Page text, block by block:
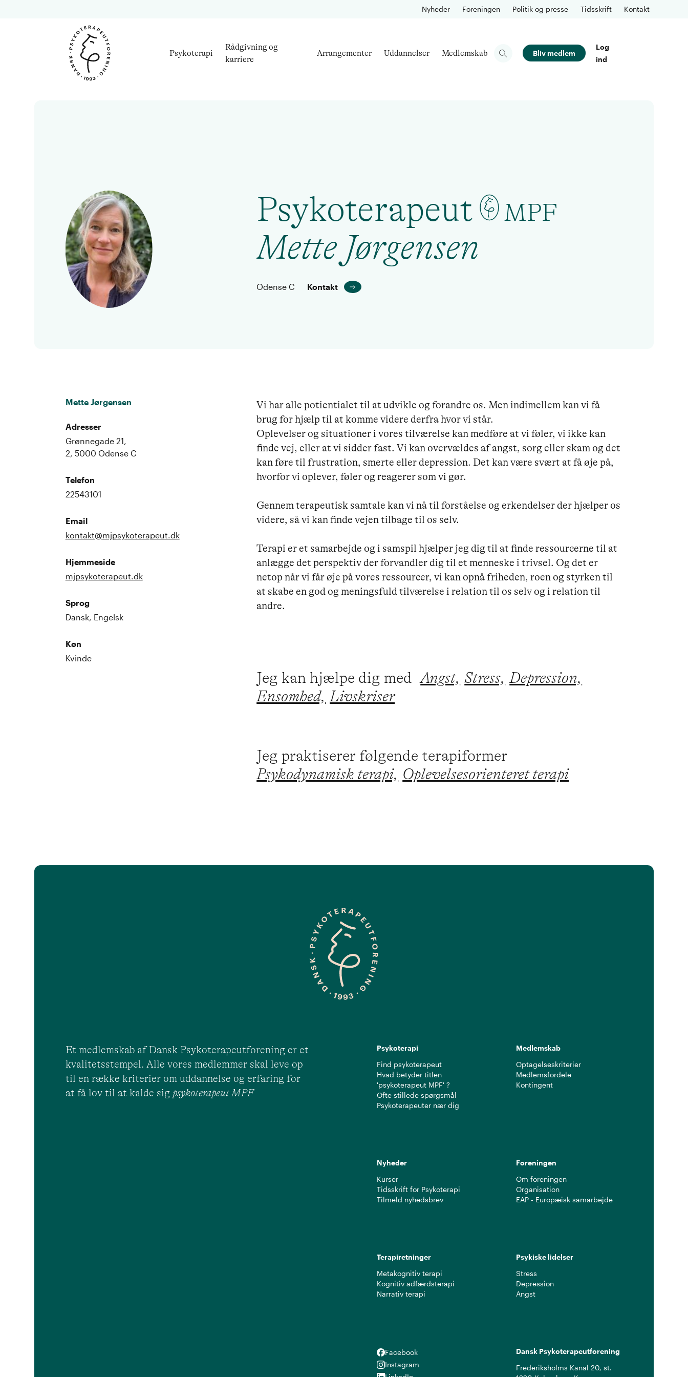
Nyheder Foreningen Politik og presse Tidsskrift Kontakt
Psykoterapi
Rådgivning og
karriere
Arrangementer Uddannelser Medlemskab Bliv medlem
Log
ind
Psykoterapeut MPF
Mette Jørgensen
Odense C Kontakt
Mette Jørgensen
Adresser
Grønnegade 21,
2, 5000 Odense C
Telefon
22543101
Email
kontakt@mjpsykoterapeut.dk
Hjemmeside
mjpsykoterapeut.dk
Sprog
Dansk, Engelsk
Køn
Kvinde
Vi har alle potientialet til at udvikle og forandre os. Men indimellem kan vi få
brug for hjælp til at komme videre derfra hvor vi står.
Oplevelser og situationer i vores tilværelse kan medføre at vi føler, vi ikke kan
finde vej, eller at vi sidder fast. Vi kan overvældes af angst, sorg eller skam og det
kan føre til frustration, smerte eller depression. Det kan være svært at få øje på,
hvorfor vi oplever, føler og reagerer som vi gør.
Gennem terapeutisk samtale kan vi nå til forståelse og erkendelser der hjælper os
videre, så vi kan finde vejen tilbage til os selv.
Terapi er et samarbejde og i samspil hjælper jeg dig til at finde ressourcerne til at
anlægge det perspektiv der forvandler dig til et menneske i trivsel. Og det er
netop når vi får øje på vores ressourcer, vi kan opnå friheden, roen og styrken til
at skabe en god og meningsfuld tilværelse i relation til os selv og i relation til
andre.
Jeg kan hjælpe dig med Angst, Stress, Depression,
Ensomhed, Livskriser
Jeg praktiserer følgende terapiformer
Psykodynamisk terapi, Oplevelsesorienteret terapi
Et medlemskab af Dansk Psykoterapeutforening er et
kvalitetsstempel. Alle vores medlemmer skal leve op
til en række kriterier om uddannelse og erfaring for
at få lov til at kalde sig psykoterapeut MPF
Psykoterapi
Find psykoterapeut
Hvad betyder titlen
'psykoterapeut MPF' ?
Ofte stillede spørgsmål
Psykoterapeuter nær dig
Medlemskab
Optagelseskriterier
Medlemsfordele
Kontingent
Nyheder
Kurser
Tidsskrift for Psykoterapi
Tilmeld nyhedsbrev
Foreningen
Om foreningen
Organisation
EAP - Europæisk samarbejde
Terapiretninger
Metakognitiv terapi
Kognitiv adfærdsterapi
Narrativ terapi
Psykiske lidelser
Stress
Depression
Angst
Facebook
Facebook
Instagram
Instagram
Dansk Psykoterapeutforening
Frederiksholms Kanal 20, st.